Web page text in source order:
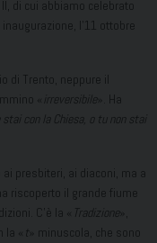
di cui abbiamo celebrato
l’11 ottobre
di Trento, neppure il
«
irreversibile
». Ha
con la Chiesa, o tu non stai
presbiteri, ai diaconi, ma a
riscoperto il grande fiume
C’è la «
Tradizione
»,
la « t » minuscola, che sono